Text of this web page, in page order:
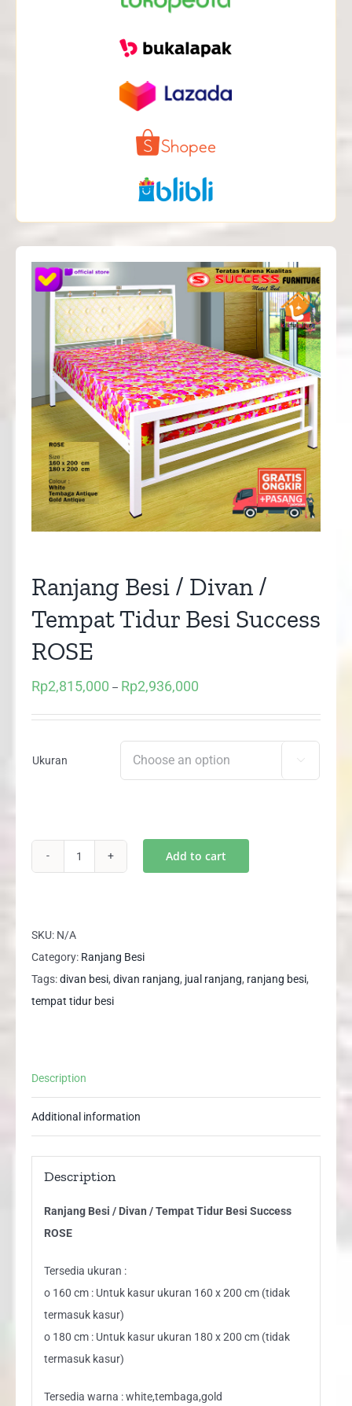
Ranjang Besi / Divan /
Tempat Tidur Besi Success
ROSE
Rp2,815,000 – Rp2,936,000
Ukuran 
/
Tempat
Tidur
quantity
Add to cart
SKU: N/A
Category: Ranjang Besi
Tags:divan besi, divan ranjang, jual ranjang, ranjang besi,
tempat tidur besi
Description
Additional information
Description
Ranjang Besi / Divan / Tempat Tidur Besi Success
ROSE
Tersedia ukuran :
o 160 cm : Untuk kasur ukuran 160 x 200 cm (tidak
termasuk kasur)
o 180 cm : Untuk kasur ukuran 180 x 200 cm (tidak
termasuk kasur)
Tersedia warna : white,tembaga,gold